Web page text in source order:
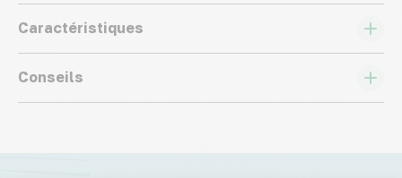
Caractéristiques
Conseils